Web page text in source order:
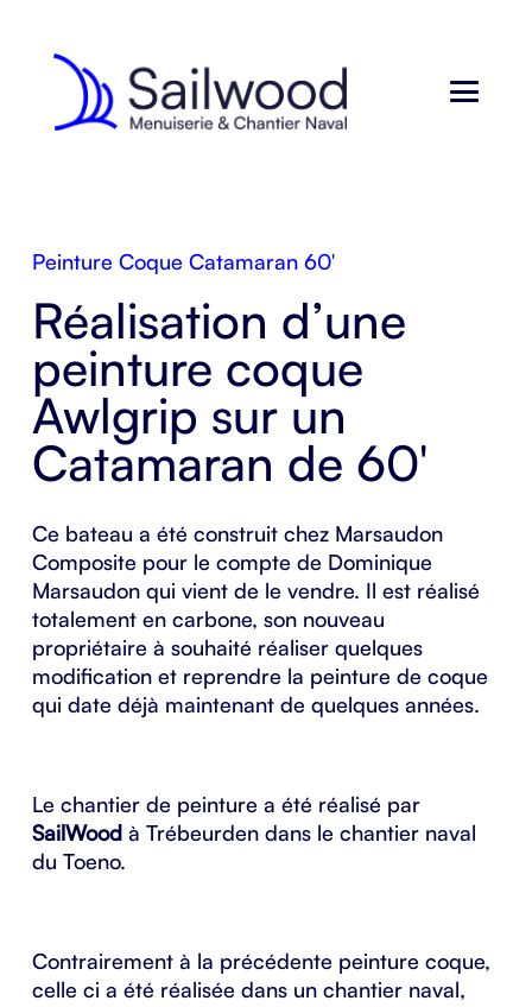
Peinture Coque Catamaran 60′
Réalisation d’une
peinture coque
Awlgrip sur un
Catamaran de 60′
Ce bateau a été construit chez Marsaudon
Composite pour le compte de Dominique
Marsaudon qui vient de le vendre. Il est réalisé
totalement en carbone, son nouveau
propriétaire à souhaité réaliser quelques
modification et reprendre la peinture de coque
qui date déjà maintenant de quelques années.
Le chantier de peinture a été réalisé par
SailWood à Trébeurden dans le chantier naval
du Toeno.
Contrairement à la précédente peinture coque,
celle ci a été réalisée dans un chantier naval,